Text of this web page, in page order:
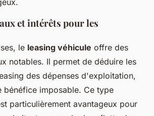
et intérêts pour les
le leasing véhicule offre des
notables. Il permet de déduire les
des dépenses d'exploitation,
bénéfice imposable. Ce type
particulièrement avantageux pour